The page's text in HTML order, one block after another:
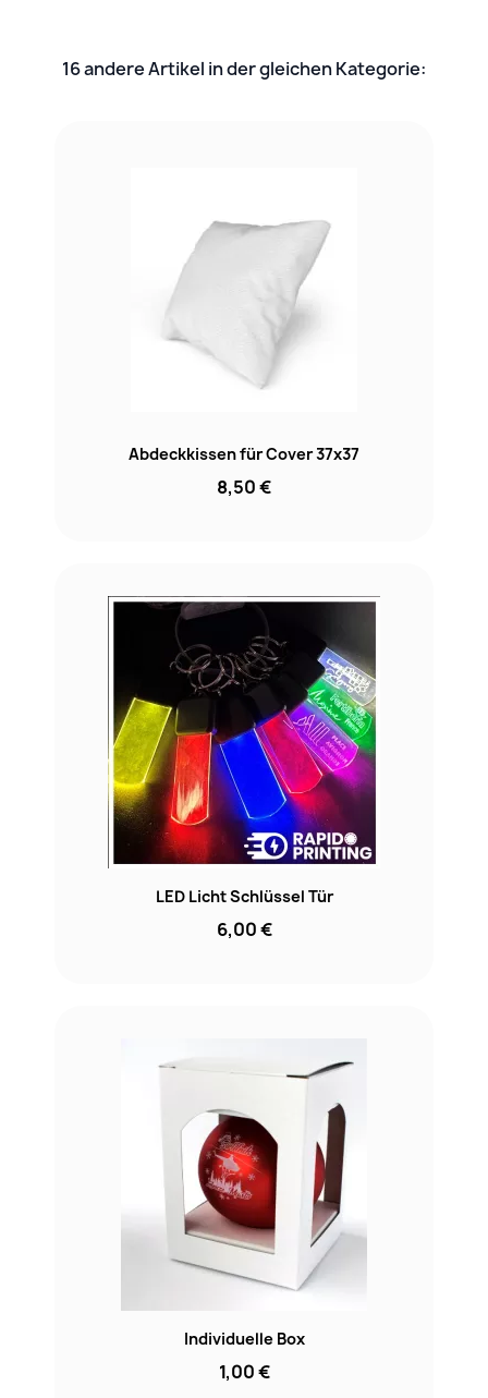
16 andere Artikel in der gleichen Kategorie:
Abdeckkissen für Cover 37x37
8,50 €
LED Licht Schlüssel Tür
6,00 €
Individuelle Box
1,00 €